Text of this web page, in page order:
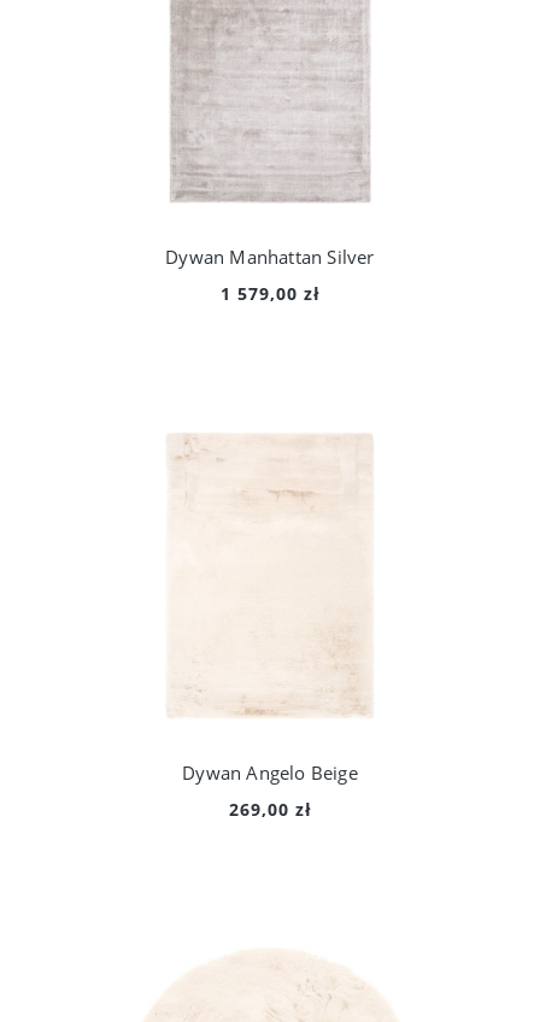
Dywan Manhattan Silver
1 579,00 zł
Dywan Angelo Beige
269,00 zł